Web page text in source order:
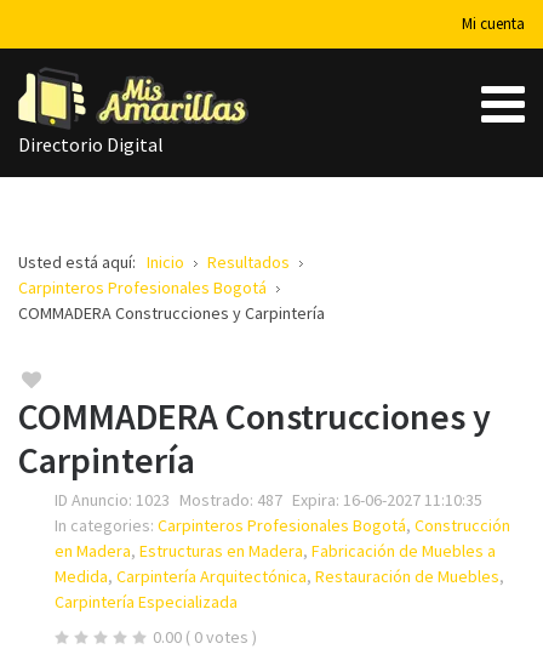
Mi cuenta
Directorio Digital
Usted está aquí: Inicio
Resultados
Carpinteros Profesionales Bogotá
COMMADERA Construcciones y Carpintería
COMMADERA Construcciones y
Carpintería
ID Anuncio: 1023 Mostrado: 487 Expira: 16-06-2027 11:10:35
In categories: Carpinteros Profesionales Bogotá, Construcción
en Madera, Estructuras en Madera, Fabricación de Muebles a
Medida, Carpintería Arquitectónica, Restauración de Muebles,
Carpintería Especializada
0.00 ( 0 votes )
Su nombre
Su email